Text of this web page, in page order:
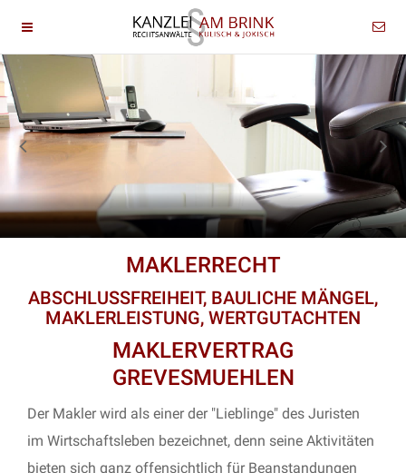
MAKLERRECHT
ABSCHLUSSFREIHEIT, BAULICHE MÄNGEL,
MAKLERLEISTUNG, WERTGUTACHTEN
MAKLERVERTRAG
GREVESMUEHLEN
Der Makler wird als einer der "Lieblinge" des Juristen
im Wirtschaftsleben bezeichnet, denn seine Aktivitäten
bieten sich ganz offensichtlich für Beanstandungen